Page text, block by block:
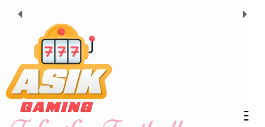
Enter)